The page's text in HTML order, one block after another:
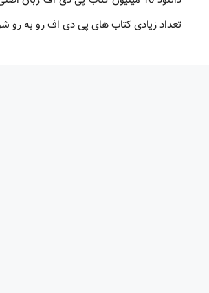
تعداد زیادی کتاب های پی دی اف رو به